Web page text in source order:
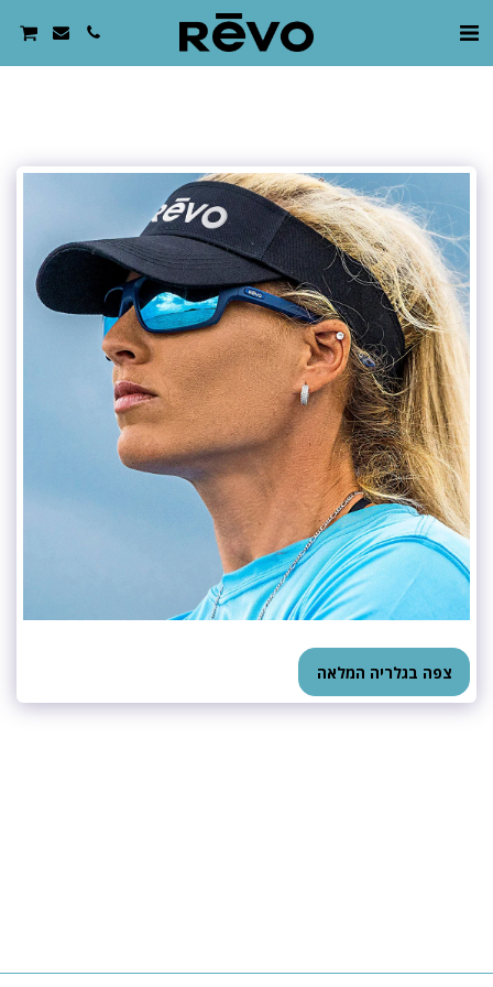
צפה בגלריה המלאה